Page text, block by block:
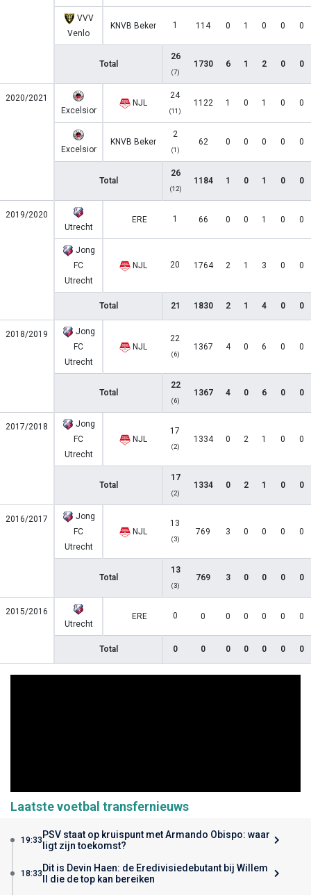
VVV
Venlo
KNVB Beker 1 114 0 1 0 0 0
Total
26
(7)
1730 6 1 2 0 0
2020/2021
Excelsior
NJL
24
(11)
1122 1 0 1 0 0
Excelsior
KNVB Beker
2
(1)
62 0 0 0 0 0
Total
26
(12)
1184 1 0 1 0 0
2019/2020
Utrecht
ERE 1 66 0 0 1 0 0
Jong
FC
Utrecht
NJL 20 1764 2 1 3 0 0
Total 21 1830 2 1 4 0 0
2018/2019
Jong
FC
Utrecht
NJL
22
(6)
1367 4 0 6 0 0
Total
22
(6)
1367 4 0 6 0 0
2017/2018
Jong
FC
Utrecht
NJL
17
(2)
1334 0 2 1 0 0
Total
17
(2)
1334 0 2 1 0 0
2016/2017
Jong
FC
Utrecht
NJL
13
(3)
769 3 0 0 0 0
Total
13
(3)
769 3 0 0 0 0
2015/2016
Utrecht
ERE 0 0 0 0 0 0 0
Total 0 0 0 0 0 0 0
Laatste voetbal transfernieuws
19:33 PSV staat op kruispunt met Armando Obispo: waar
ligt zijn toekomst?
18:33 Dit is Devin Haen: de Eredivisiedebutant bij Willem
II die de top kan bereiken